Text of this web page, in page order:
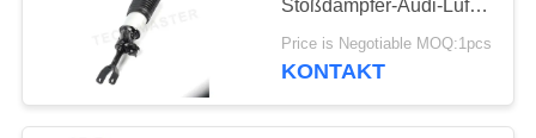
UNS
1642
Stoßdämpfer-Audi-Luft-
Suspendierungs-Teile
für A6C6 4F0616039AA
Price is Negotiable MOQ:1pcs
KONTAKT